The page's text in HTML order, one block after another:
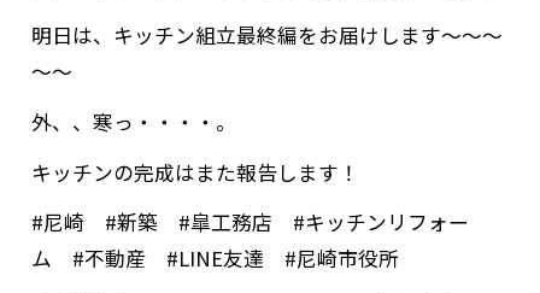
明日は、キッチン組立最終編をお届けします～～～
～～
外、、寒っ・・・・。
キッチンの完成はまた報告します！
#尼崎 #新築 #皐工務店 #キッチンリフォー
ム #不動産 #LINE友達 #尼崎市役所